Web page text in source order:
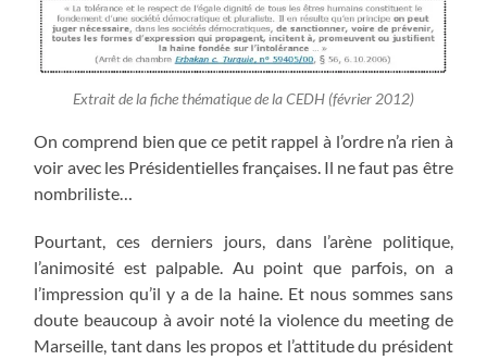
Extrait de la fiche thématique de la CEDH (février 2012)
On comprend bien que ce petit rappel à l’ordre n’a rien à
voir avec les Présidentielles françaises. Il ne faut pas être
nombriliste…
Pourtant, ces derniers jours, dans l’arène politique,
l’animosité est palpable. Au point que parfois, on a
l’impression qu’il y a de la haine. Et nous sommes sans
doute beaucoup à avoir noté la violence du meeting de
Marseille, tant dans les propos et l’attitude du président